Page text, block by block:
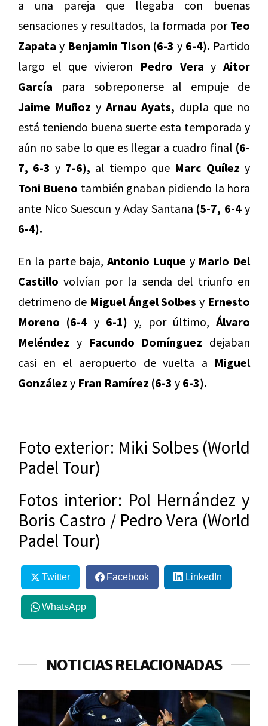
a una pareja que llegaba con buenas
sensaciones y resultados, la formada por Teo
Zapata y Benjamin Tison (6-3 y 6-4). Partido
largo el que vivieron Pedro Vera yAitor
García para sobreponerse al empuje de
Jaime Muñoz y Arnau Ayats, dupla que no
está teniendo buena suerte esta temporada y
aún no sabe lo que es llegar a cuadro final (6-
7, 6-3 y 7-6), al tiempo que Marc Quílez y
Toni Bueno también gnaban pidiendo la hora
ante Nico Suescun y Aday Santana (5-7, 6-4y
6-4).
En la parte baja, Antonio Luque y Mario Del
Castillo volvían por la senda del triunfo en
detrimeno de Miguel Ángel Solbes y Ernesto
Moreno (6-4 y 6-1) y, por último, Álvaro
Meléndez y Facundo Domínguez dejaban
casi en el aeropuerto de vuelta a Miguel
González y Fran Ramírez (6-3 y 6-3).
Foto exterior: Miki Solbes (World
Padel Tour)
Fotos interior: Pol Hernández y
Boris Castro / Pedro Vera (World
Padel Tour)
Twitter Facebook LinkedIn
WhatsApp
NOTICIAS RELACIONADAS